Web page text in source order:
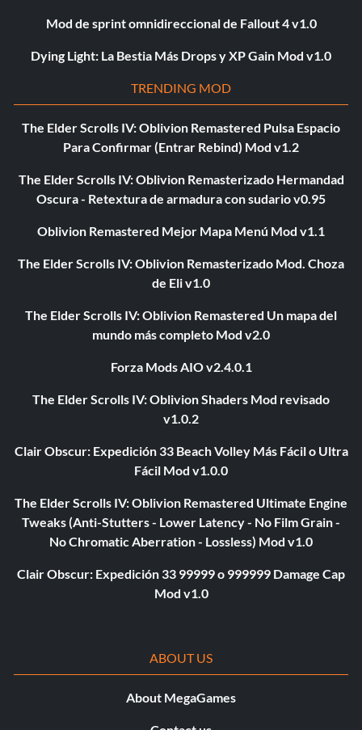
Mod de sprint omnidireccional de Fallout 4 v1.0
Dying Light: La Bestia Más Drops y XP Gain Mod v1.0
TRENDING MOD
The Elder Scrolls IV: Oblivion Remastered Pulsa Espacio
Para Confirmar (Entrar Rebind) Mod v1.2
The Elder Scrolls IV: Oblivion Remasterizado Hermandad
Oscura - Retextura de armadura con sudario v0.95
Oblivion Remastered Mejor Mapa Menú Mod v1.1
The Elder Scrolls IV: Oblivion Remasterizado Mod. Choza
de Eli v1.0
The Elder Scrolls IV: Oblivion Remastered Un mapa del
mundo más completo Mod v2.0
Forza Mods AIO v2.4.0.1
The Elder Scrolls IV: Oblivion Shaders Mod revisado
v1.0.2
Clair Obscur: Expedición 33 Beach Volley Más Fácil o Ultra
Fácil Mod v1.0.0
The Elder Scrolls IV: Oblivion Remastered Ultimate Engine
Tweaks (Anti-Stutters - Lower Latency - No Film Grain -
No Chromatic Aberration - Lossless) Mod v1.0
Clair Obscur: Expedición 33 99999 o 999999 Damage Cap
Mod v1.0
ABOUT US
About MegaGames